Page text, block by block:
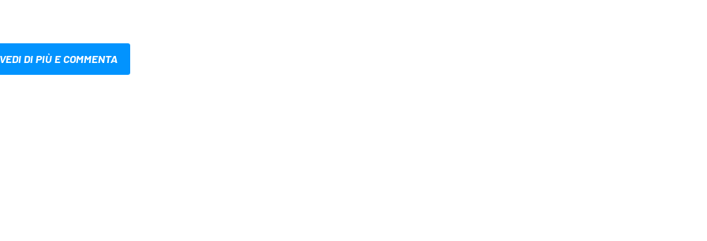
VEDI DI PIÙ E COMMENTA